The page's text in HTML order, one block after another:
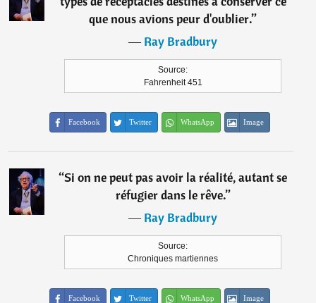
que nous avions peur d'oublier.”
―Ray Bradbury
Source:
Fahrenheit 451
Facebook Twitter WhatsApp Image
“Si on ne peut pas avoir la réalité, autant se
réfugier dans le rêve.”
―Ray Bradbury
Source:
Chroniques martiennes
Facebook Twitter WhatsApp Image